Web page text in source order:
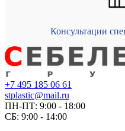
Консультации
+7 495 185 06 61
stplastic@mail.ru
ПН-ПТ: 9:00 - 18:00
СБ: 9:00 - 14:00